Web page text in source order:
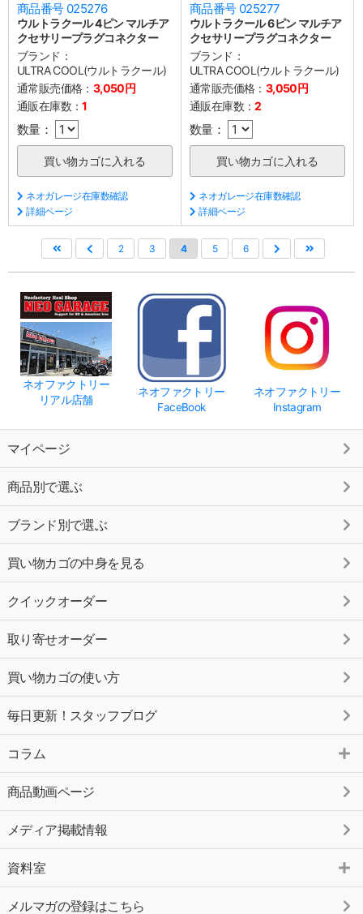
商品番号 025276
ウルトラクール 4ピン マルチア
クセサリープラグコネクター
ブランド：
ULTRA COOL(ウルトラクール)
通常販売価格： 3,050円
通販在庫数：1
数量：
ネオガレージ在庫数確認
詳細ページ
商品番号 025277
ウルトラクール 6ピン マルチア
クセサリープラグコネクター
ブランド：
ULTRA COOL(ウルトラクール)
通常販売価格： 3,050円
通販在庫数：2
数量：
ネオガレージ在庫数確認
詳細ページ
2 3 4 5 6
ネオファクトリー
リアル店舗
ネオファクトリー
FaceBook
ネオファクトリー
Instagram
マイページ
商品別で選ぶ
ブランド別で選ぶ
買い物カゴの中身を見る
クイックオーダー
取り寄せオーダー
買い物カゴの使い方
毎日更新！スタッフブログ
コラム
商品動画ページ
メディア掲載情報
資料室
メルマガの登録はこちら